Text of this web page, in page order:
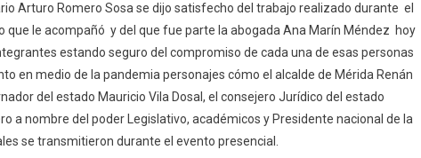
Arturo Romero Sosa se dijo satisfecho del trabajo realizado durante el
le acompañó y del que fue parte la abogada Ana Marín Méndez hoy
estando seguro del compromiso de cada una de esas personas
en medio de la pandemia personajes cómo el alcalde de Mérida Renán
del estado Mauricio Vila Dosal, el consejero Jurídico del estado
a nombre del poder Legislativo, académicos y Presidente nacional de la
se transmitieron durante el evento presencial.